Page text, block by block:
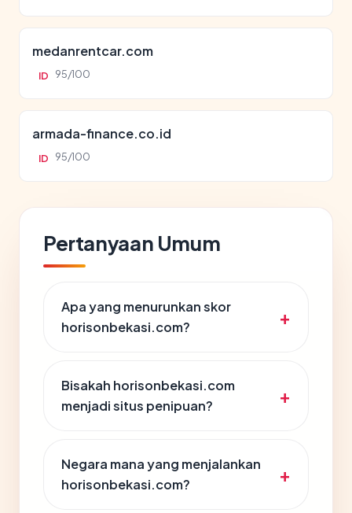
medanrentcar.com
ID 95/100
armada-finance.co.id
ID 95/100
Pertanyaan Umum
Apa yang menurunkan skor
horisonbekasi.com?
Bisakah horisonbekasi.com
menjadi situs penipuan?
Negara mana yang menjalankan
horisonbekasi.com?